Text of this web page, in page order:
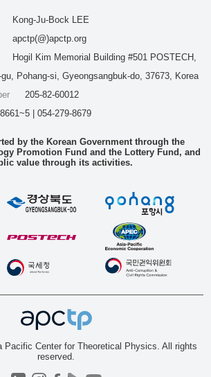
Kong-Ju-Bock LEE
apctp(@)apctp.org
Hogil Kim Memorial Building #501 POSTECH,
Pohang-si, Gyeongsangbuk-do, 37673, Korea
205-82-60012
| 054-279-8679
by the Korean Government through the
Promotion Fund and the Lottery Fund, and
value through its activities.
Pacific Center for Theoretical Physics. All rights
reserved.